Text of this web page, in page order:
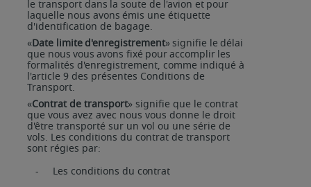
le transport dans la soute de l'avion etpour
laquelle nous avons émis une étiquette
d'identification de bagage.
«Date limite d'enregistrement»signifie le délai
que nousvous avons fixé pouraccomplirles
formalités d'enregistrement, comme indiqué à
l'article 9 des présentes Conditions de
Transport.
«Contrat de transport» signifie que le contrat
que vous avez avec nous vous donne le droit
d'être transporté sur un vol ou une série de
vols. Les conditions du contrat de transport
sont régies par:
-
Les conditions du contrat